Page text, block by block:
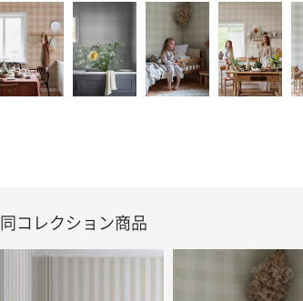
同コレクション商品